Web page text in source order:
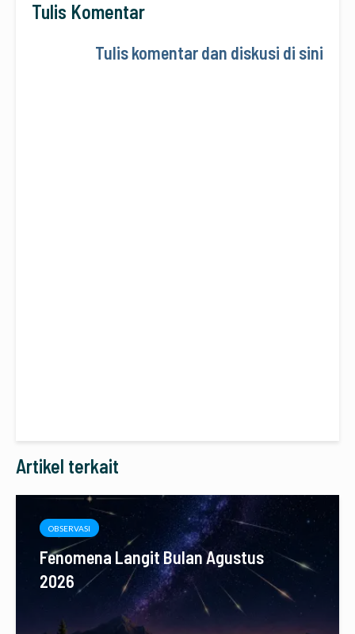
Tulis Komentar
Tulis komentar dan diskusi di sini
Artikel terkait
OBSERVASI
Fenomena Langit Bulan Agustus
2026